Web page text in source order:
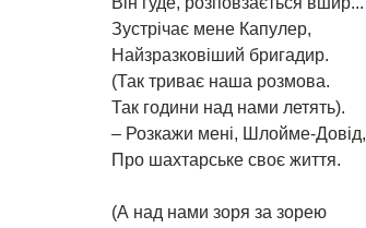
Зустрічає мене Капулер,
Найзразковіший бригадир.
(Так триває наша розмова.
Так години над нами летять).
– Розкажи мені, Шлойме-Довід,
Про шахтарське своє життя.
(А над нами зоря за зорею